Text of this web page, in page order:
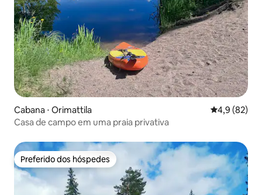
Cabana ⋅ Orimattila 4,9 de uma
4,9 (82)
Casa de campo em uma praia privativa
Preferido dos hóspedes
Preferido dos hóspedes